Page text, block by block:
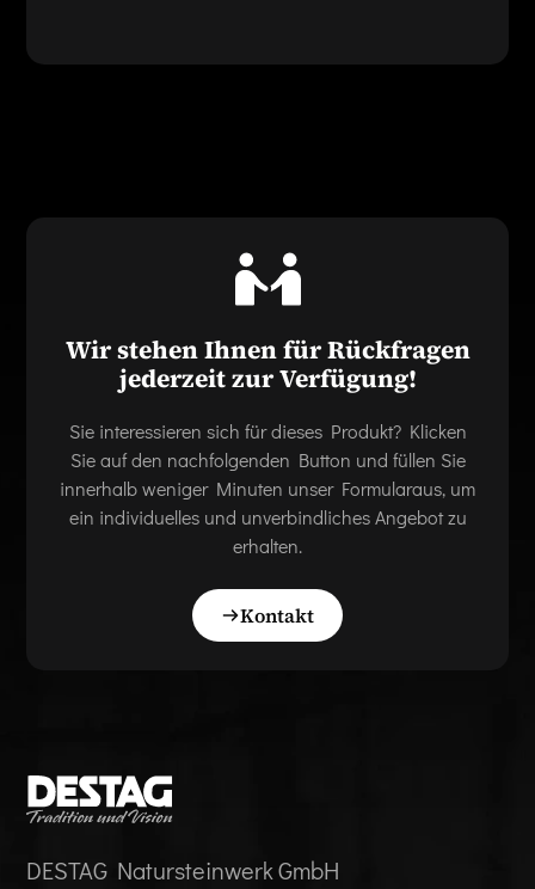
Wir stehen Ihnen für Rückfragen
jederzeit zur Verfügung!
Sie interessieren sich für dieses Produkt? Klicken
Sie auf den nachfolgenden Button und füllen Sie
innerhalb weniger Minuten unser Formularaus, um
ein individuelles und unverbindliches Angebot zu
erhalten.
Kontakt
DESTAG Natursteinwerk GmbH